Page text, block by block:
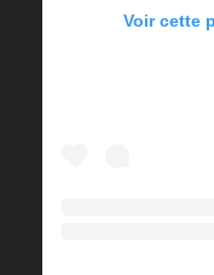
Voir cette